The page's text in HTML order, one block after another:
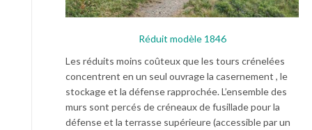
Réduit modèle 1846
Les réduits moins coûteux que les tours crénelées
concentrent en un seul ouvrage la casernement , le
stockage et la défense rapprochée. L’ensemble des
murs sont percés de créneaux de fusillade pour la
défense et la terrasse supérieure (accessible par un